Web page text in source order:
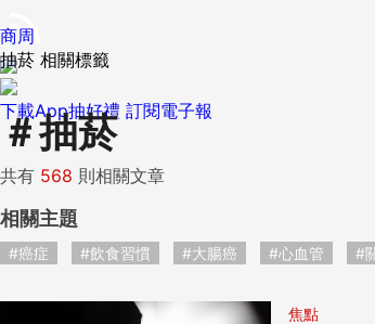
下載App抽好禮 訂閱電子報
商周
抽菸 相關標籤
＃抽菸
共有 568 則相關文章
相關主題
#癌症 #飲食習慣 #大腸癌 #心血管 #
焦點